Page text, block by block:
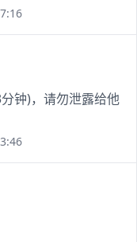
钟)，请勿泄露给他